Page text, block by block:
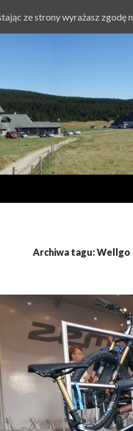
Archiwa tagu: Wellgo
ze strony wyrażasz zgodę